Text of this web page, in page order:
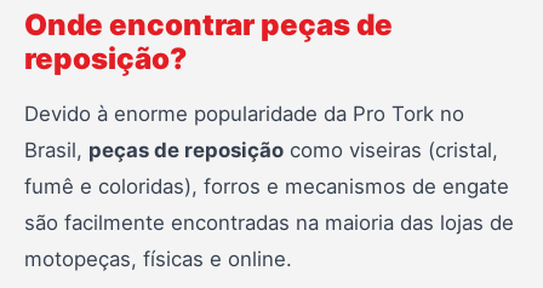
Onde encontrar peças de
reposição?
Devido à enorme popularidade da Pro Tork no
Brasil, peças de reposição como viseiras (cristal,
fumê e coloridas), forros e mecanismos de engate
são facilmente encontradas na maioria das lojas de
motopeças, físicas e online.